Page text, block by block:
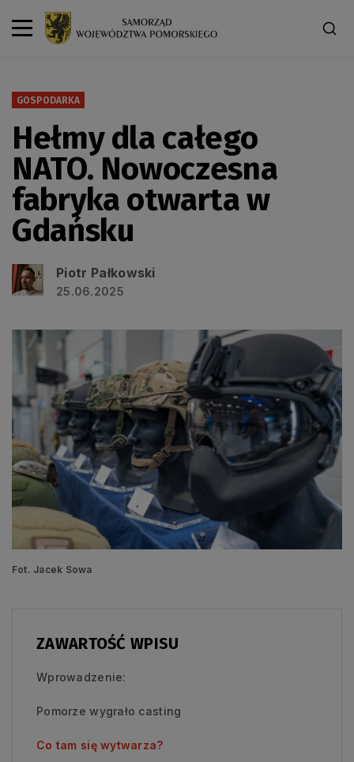
GOSPODARKA
Hełmy dla całego
NATO. Nowoczesna
fabryka otwarta w
Gdańsku
Piotr Pałkowski
25.06.2025
Fot. Jacek Sowa
ZAWARTOŚĆ WPISU
Wprowadzenie:
Pomorze wygrało casting
Co tam się wytwarza?